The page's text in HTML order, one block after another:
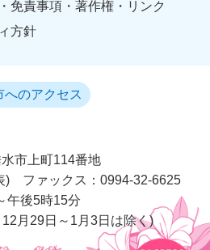
免責事項・著作権・リンク
方針
へのアクセス
市上町114番地
)
ファックス：0994-32-6625
午後5時15分
月29日～1月3日は除く)